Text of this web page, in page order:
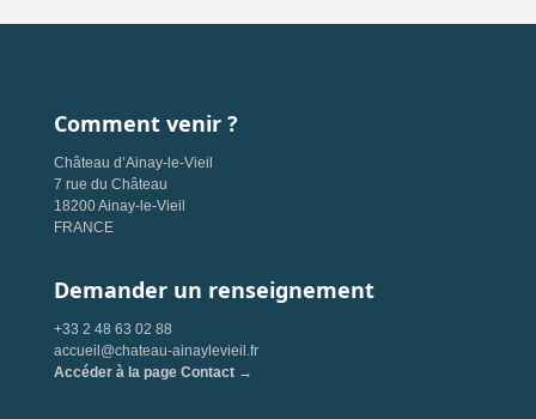
Comment venir ?
Château d’Ainay-le-Vieil
7 rue du Château
18200 Ainay-le-Vieil
FRANCE
Demander un renseignement
+33 2 48 63 02 88
accueil@chateau-ainaylevieil.fr
Accéder à la page Contact →